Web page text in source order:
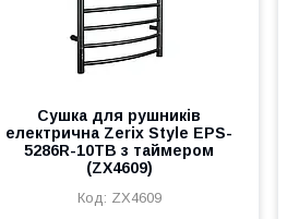
Сушка для рушників
електрична Zerix Style EPS-
5286R-10TB з таймером
(ZX4609)
ZX4609